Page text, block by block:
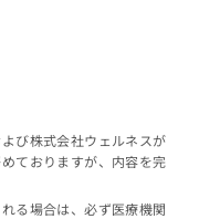
び株式会社ウェルネスが
ておりますが、内容を完
る場合は、必ず医療機関